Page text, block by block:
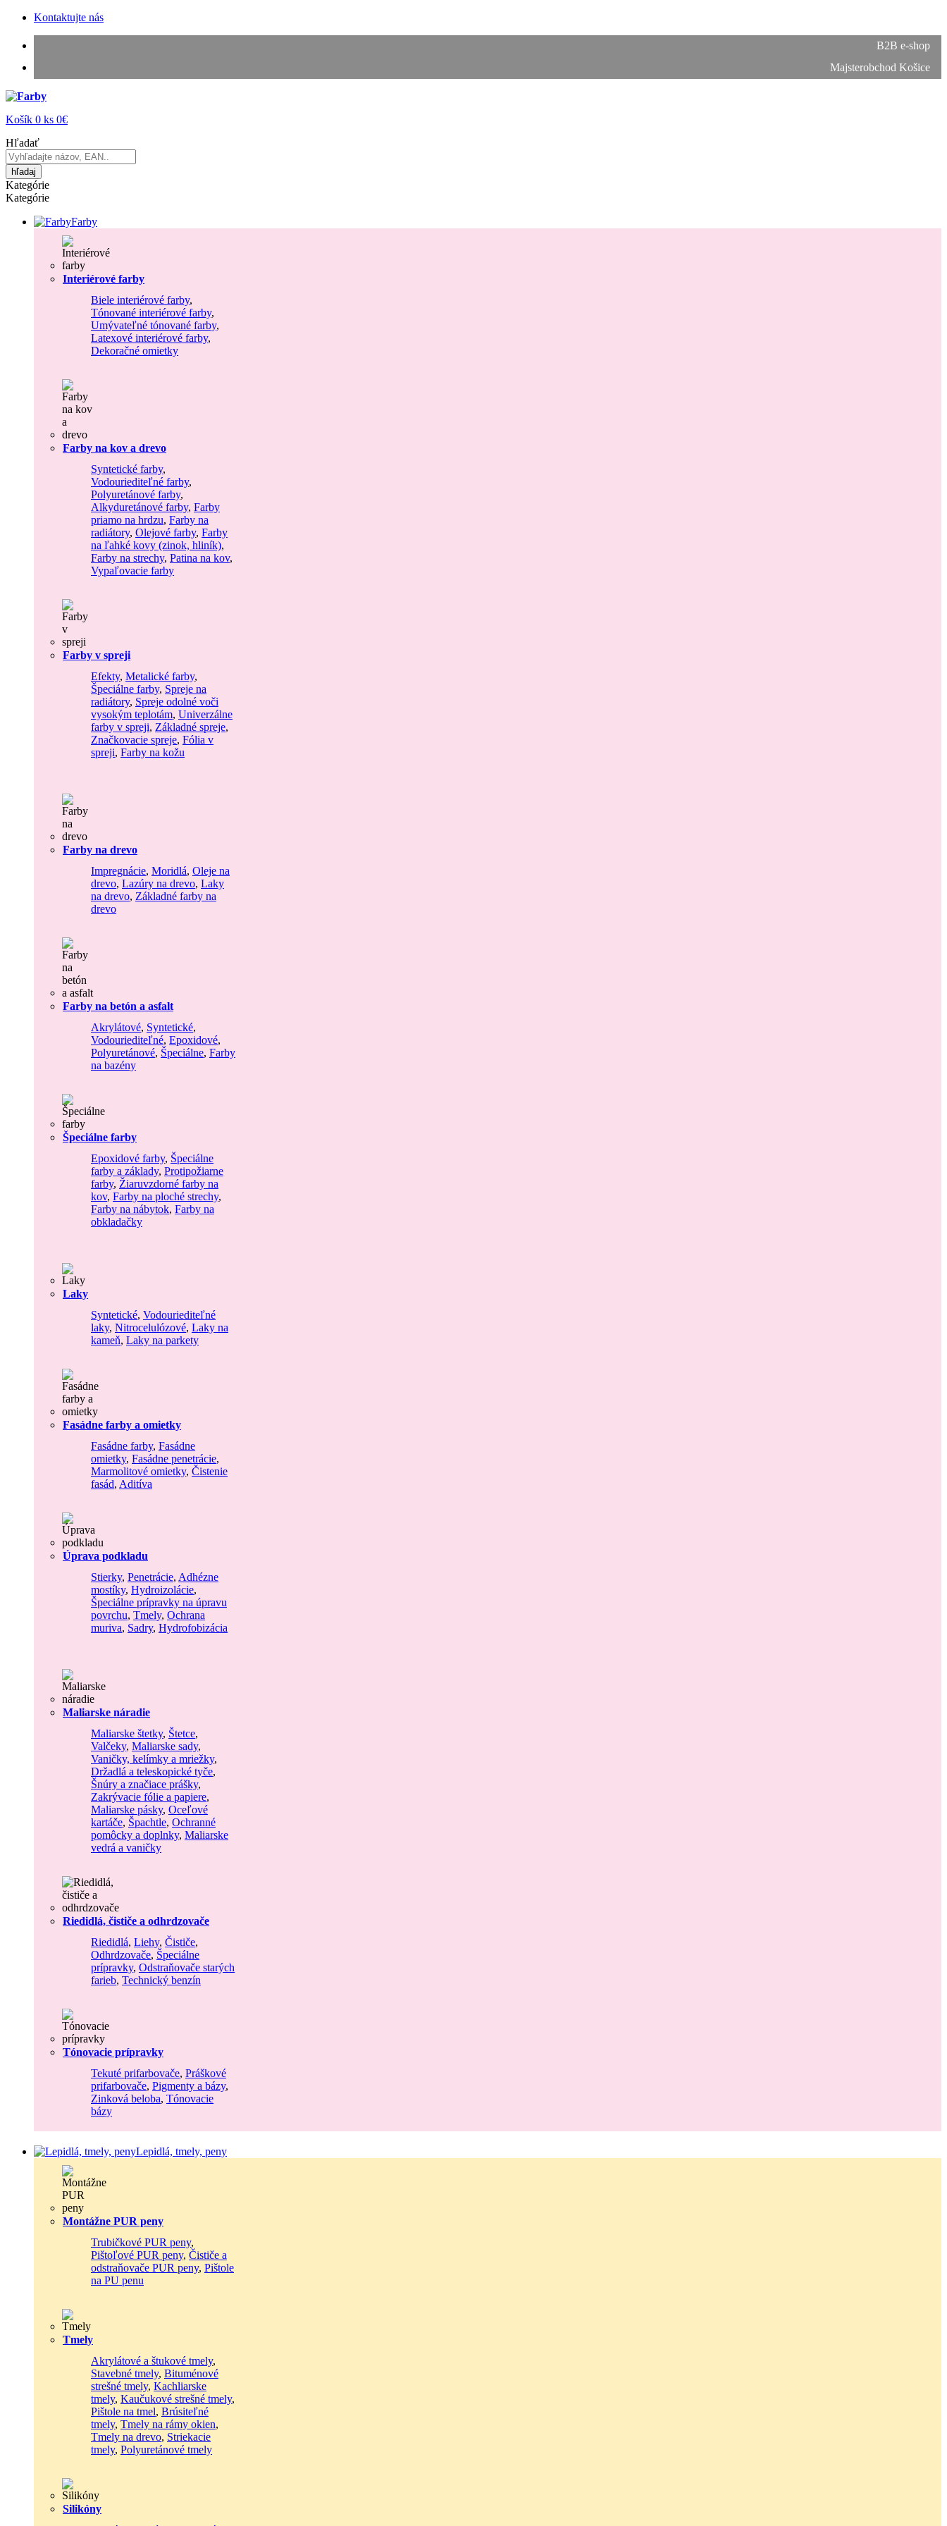
Kontaktujte nás
B2B e-shop
Majsterobchod Košice
Košík 0 ks 0€
Hľadať
hľadaj
Kategórie
Kategórie
Farby
Interiérové farby
Biele interiérové farby,
Tónované interiérové farby,
Umývateľné tónované farby,
Latexové interiérové farby,
Dekoračné omietky
Farby na kov a drevo
Syntetické farby,
Vodouriediteľné farby,
Polyuretánové farby,
Alkyduretánové farby, Farby
priamo na hrdzu, Farby na
radiátory, Olejové farby, Farby
na ľahké kovy (zinok, hliník),
Farby na strechy, Patina na kov,
Vypaľovacie farby
Farby v spreji
Efekty, Metalické farby,
Špeciálne farby, Spreje na
radiátory, Spreje odolné voči
vysokým teplotám, Univerzálne
farby v spreji, Základné spreje,
Značkovacie spreje, Fólia v
spreji, Farby na kožu
Farby na drevo
Impregnácie, Moridlá, Oleje na
drevo, Lazúry na drevo, Laky
na drevo, Základné farby na
drevo
Farby na betón a asfalt
Akrylátové, Syntetické,
Vodouriediteľné, Epoxidové,
Polyuretánové, Špeciálne, Farby
na bazény
Špeciálne farby
Epoxidové farby, Špeciálne
farby a základy, Protipožiarne
farby, Žiaruvzdorné farby na
kov, Farby na ploché strechy,
Farby na nábytok, Farby na
obkladačky
Laky
Syntetické, Vodouriediteľné
laky, Nitrocelulózové, Laky na
kameň, Laky na parkety
Fasádne farby a omietky
Fasádne farby, Fasádne
omietky, Fasádne penetrácie,
Marmolitové omietky, Čistenie
fasád, Aditíva
Úprava podkladu
Stierky, Penetrácie, Adhézne
mostíky, Hydroizolácie,
Špeciálne prípravky na úpravu
povrchu, Tmely, Ochrana
muriva, Sadry, Hydrofobizácia
Maliarske náradie
Maliarske štetky, Štetce,
Valčeky, Maliarske sady,
Vaničky, kelímky a mriežky,
Držadlá a teleskopické tyče,
Šnúry a značiace prášky,
Zakrývacie fólie a papiere,
Maliarske pásky, Oceľové
kartáče, Špachtle, Ochranné
pomôcky a doplnky, Maliarske
vedrá a vaničky
Riedidlá, čističe a odhrdzovače
Riedidlá, Liehy, Čističe,
Odhrdzovače, Špeciálne
prípravky, Odstraňovače starých
farieb, Technický benzín
Tónovacie prípravky
Tekuté prifarbovače, Práškové
prifarbovače, Pigmenty a bázy,
Zinková beloba, Tónovacie
bázy
Lepidlá, tmely, peny
Montážne PUR peny
Trubičkové PUR peny,
Pištoľové PUR peny, Čističe a
odstraňovače PUR peny, Pištole
na PU penu
Tmely
Akrylátové a štukové tmely,
Stavebné tmely, Bituménové
strešné tmely, Kachliarske
tmely, Kaučukové strešné tmely,
Pištole na tmel, Brúsiteľné
tmely, Tmely na rámy okien,
Tmely na drevo, Striekacie
tmely, Polyuretánové tmely
Silikóny